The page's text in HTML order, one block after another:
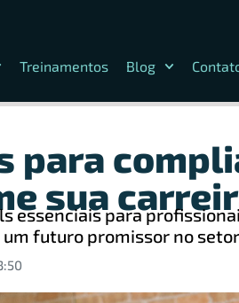
Treinamentos Blog
para
sua
essenciais para
futuro promissor no